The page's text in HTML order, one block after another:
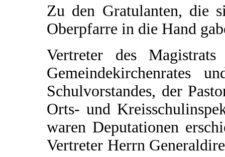
Zu den Gratulanten, die
Oberpfarre in die Hand
Vertreter des
Gemeindekirchenrates
Schulvorstandes, der
Orts- und
waren Deputationen
Vertreter Herrn